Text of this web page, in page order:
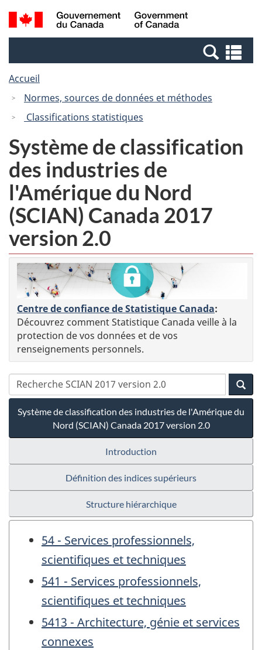
Passer
au
Passer
à
Canada
Recherche
et
et
Accueil
Normes, sources de données et méthodes
Classifications statistiques
Système de classification
des industries de
l'Amérique du Nord
(SCIAN) Canada 2017
version 2.0
Centre de confiance de Statistique Canada:
Découvrez comment Statistique Canada veille à la
protection de vos données et de vos
renseignements personnels.
Système de classification des industries de l'Amérique du
Nord (SCIAN) Canada 2017 version 2.0
Introduction
Définition des indices supérieurs
Structure hiérarchique
54 - Services professionnels,
scientifiques et techniques
541 - Services professionnels,
scientifiques et techniques
5413 - Architecture, génie et services
connexes